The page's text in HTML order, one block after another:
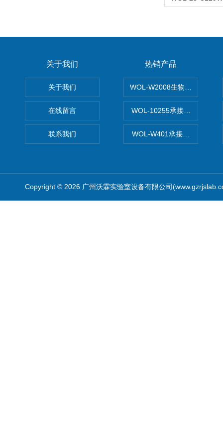
关于我们
关于我们
在线留言
联系我们
热销产品
WOL-W2008生物制药GMP
WOL-10255承接清远电子
WOL-W401承接食品QS认
Copyright © 2026 广州沃霖实验室设备有限公司